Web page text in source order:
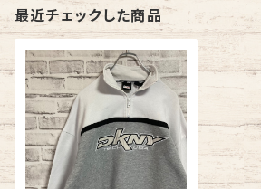
最近チェックした商品